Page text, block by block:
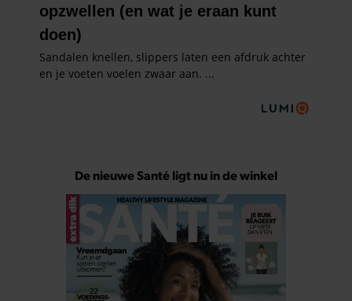
De nieuwe Santé ligt nu in de winkel